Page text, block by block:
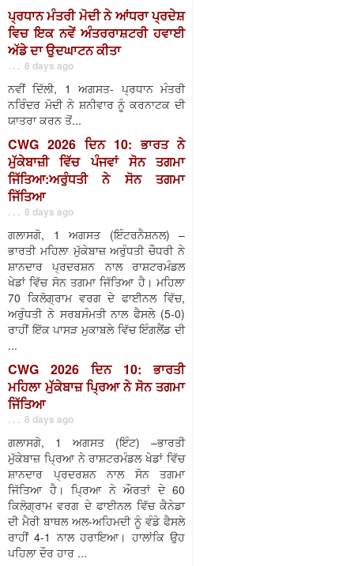
ਪ੍ਰਧਾਨ ਮੰਤਰੀ ਮੋਦੀ ਨੇ ਆਂਧਰਾ ਪ੍ਰਦੇਸ਼
ਵਿਚ ਇਕ ਨਵੇਂ ਅੰਤਰਰਾਸ਼ਟਰੀ ਹਵਾਈ
ਅੱਡੇ ਦਾ ਉਦਘਾਟਨ ਕੀਤਾ
. . . 8 days ago
ਨਵੀਂ ਦਿੱਲੀ, 1 ਅਗਸਤ- ਪ੍ਰਧਾਨ ਮੰਤਰੀ
ਨਰਿੰਦਰ ਮੋਦੀ ਨੇ ਸ਼ਨੀਵਾਰ ਨੂੰ ਕਰਨਾਟਕ ਦੀ
ਯਾਤਰਾ ਕਰਨ ਤੋਂ...
CWG 2026 ਦਿਨ 10: ਭਾਰਤ ਨੇ
ਮੁੱਕੇਬਾਜ਼ੀ ਵਿੱਚ ਪੰਜਵਾਂ ਸੋਨ ਤਗਮਾ
ਜਿੱਤਿਆ:ਅਰੁੰਧਤੀ ਨੇ ਸੋਨ ਤਗਮਾ
ਜਿੱਤਿਆ
. . . 8 days ago
ਗਲਾਸਗੋ, 1 ਅਗਸਤ (ਇੰਟਰਨੈਸ਼ਨਲ) –
ਭਾਰਤੀ ਮਹਿਲਾ ਮੁੱਕੇਬਾਜ਼ ਅਰੁੰਧਤੀ ਚੌਧਰੀ ਨੇ
ਸ਼ਾਨਦਾਰ ਪ੍ਰਦਰਸ਼ਨ ਨਾਲ ਰਾਸ਼ਟਰਮੰਡਲ
ਖੇਡਾਂ ਵਿੱਚ ਸੋਨ ਤਗਮਾ ਜਿੱਤਿਆ ਹੈ। ਮਹਿਲਾ
70 ਕਿਲੋਗ੍ਰਾਮ ਵਰਗ ਦੇ ਫਾਈਨਲ ਵਿੱਚ,
ਅਰੁੰਧਤੀ ਨੇ ਸਰਬਸੰਮਤੀ ਨਾਲ ਫੈਸਲੇ (5-0)
ਰਾਹੀਂ ਇੱਕ ਪਾਸੜ ਮੁਕਾਬਲੇ ਵਿੱਚ ਇੰਗਲੈਂਡ ਦੀ
...
CWG 2026 ਦਿਨ 10: ਭਾਰਤੀ
ਮਹਿਲਾ ਮੁੱਕੇਬਾਜ਼ ਪ੍ਰਿਆ ਨੇ ਸੋਨ ਤਗਮਾ
ਜਿੱਤਿਆ
. . . 8 days ago
ਗਲਾਸਗੋ, 1 ਅਗਸਤ (ਇੰਟ) –ਭਾਰਤੀ
ਮੁੱਕੇਬਾਜ਼ ਪ੍ਰਿਆ ਨੇ ਰਾਸ਼ਟਰਮੰਡਲ ਖੇਡਾਂ ਵਿੱਚ
ਸ਼ਾਨਦਾਰ ਪ੍ਰਦਰਸ਼ਨ ਨਾਲ ਸੋਨ ਤਗਮਾ
ਜਿੱਤਿਆ ਹੈ। ਪ੍ਰਿਆ ਨੇ ਔਰਤਾਂ ਦੇ 60
ਕਿਲੋਗ੍ਰਾਮ ਵਰਗ ਦੇ ਫਾਈਨਲ ਵਿੱਚ ਕੈਨੇਡਾ
ਦੀ ਮੈਰੀ ਬਾਥਲ ਅਲ-ਅਹਿਮਦੀ ਨੂੰ ਵੰਡੇ ਫੈਸਲੇ
ਰਾਹੀਂ 4-1 ਨਾਲ ਹਰਾਇਆ। ਹਾਲਾਂਕਿ ਉਹ
ਪਹਿਲਾ ਦੌਰ ਹਾਰ ...